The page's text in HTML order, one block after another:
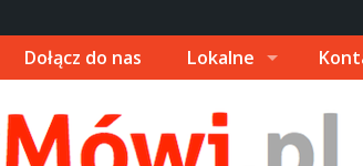
Dołącz do nas Lokalne